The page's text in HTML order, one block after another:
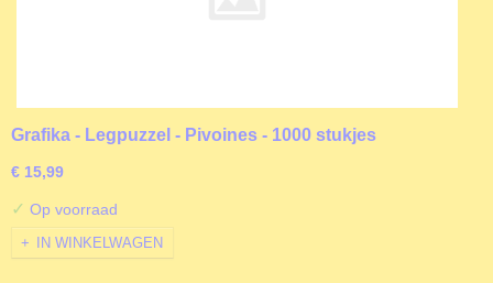
Grafika - Legpuzzel - Pivoines - 1000 stukjes
€ 15,99
✓ Op voorraad
IN WINKELWAGEN